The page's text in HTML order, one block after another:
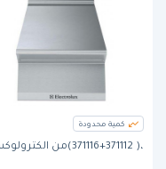
كمية محدودة
،( 371116+371112)من الكترولوكس